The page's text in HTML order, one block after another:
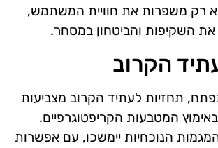
לא רק משפרות את חוויית המשתמש,
השקיפות והביטחון במסחר.
הקרוב
תחזיות לעתיד הקרוב מצביעות
המטבעות הקריפטוגרפיים.
הנוכחיות יימשכו, עם אפשרות